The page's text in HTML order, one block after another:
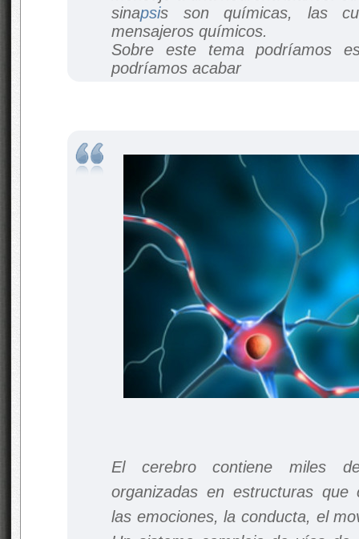
sinapsis son químicas, las
mensajeros químicos.
Sobre este tema podríamos
podríamos acabar
El cerebro contiene miles
organizadas en estructuras que
las emociones, la conducta, el